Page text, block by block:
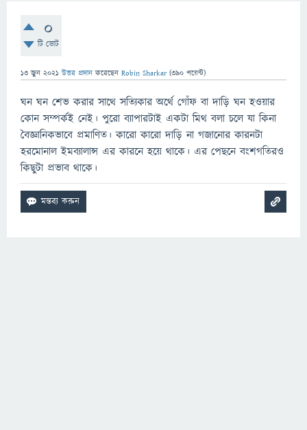
0
টি ভোট
13 জুন 2021 উত্তর প্রদান করেছেন Robin Sharkar (390 পয়েন্ট)
ঘন ঘন শেভ করার সাথে সত্যিকার অর্থে গোঁফ বা দাড়ি ঘন হওয়ার
কোন সম্পর্কই নেই। পুরো ব্যাপারটাই একটা মিথ বলা চলে যা কিনা
বৈজ্ঞানিকভাবে প্রমাণিত। কারো কারো দাড়ি না গজানোর কারনটা
হরমোনাল ইমব্যালান্স এর কারনে হয়ে থাকে। এর পেছনে বংশগতিরও
কিছুটা প্রভাব থাকে।